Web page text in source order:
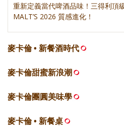
重新定義當代啤酒品味！三得利頂
MALT’S 2026 質感進化！
麥卡倫 • 新餐酒時代
麥卡倫甜蜜新浪潮
麥卡倫團圓美味學
麥卡倫 • 新餐桌